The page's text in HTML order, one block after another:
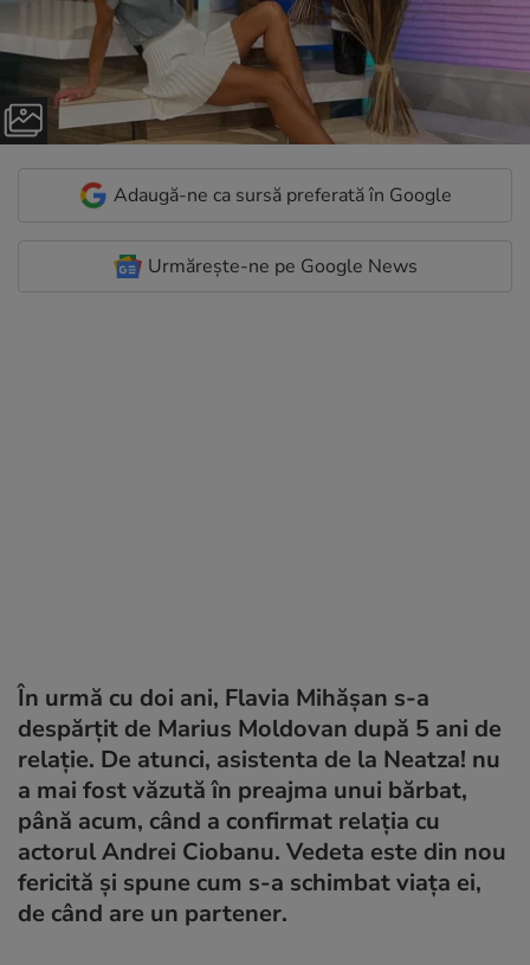
Adaugă-ne ca sursă preferată în Google
Urmărește-ne pe Google News
În urmă cu doi ani, Flavia Mihășan s-a
despărțit de Marius Moldovan după 5 ani de
relație. De atunci, asistenta de la Neatza! nu
a mai fost văzută în preajma unui bărbat,
până acum, când a confirmat relația cu
actorul Andrei Ciobanu. Vedeta este din nou
fericită și spune cum s-a schimbat viața ei,
de când are un partener.